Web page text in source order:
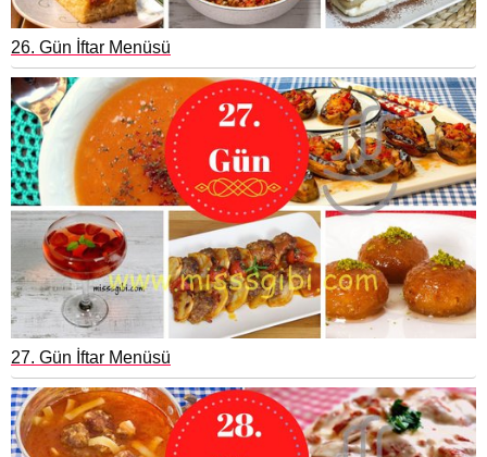
26. Gün İftar Menüsü
27. Gün İftar Menüsü